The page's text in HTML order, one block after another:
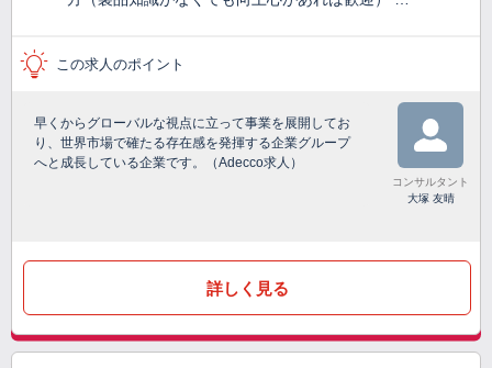
この求人のポイント
早くからグローバルな視点に立って事業を展開してお
り、世界市場で確たる存在感を発揮する企業グループ
へと成長している企業です。（Adecco求人）
コンサルタント
大塚 友晴
詳しく見る